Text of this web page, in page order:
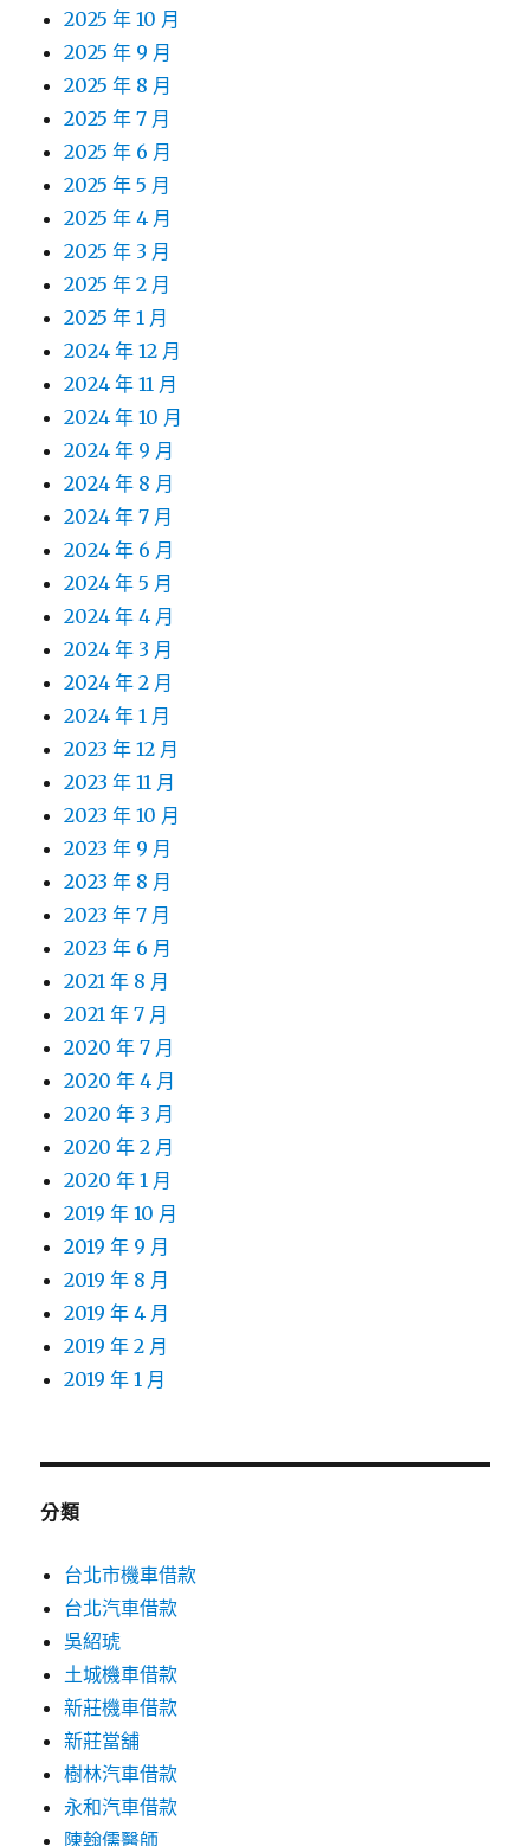
2025 年 10 月
2025 年 9 月
2025 年 8 月
2025 年 7 月
2025 年 6 月
2025 年 5 月
2025 年 4 月
2025 年 3 月
2025 年 2 月
2025 年 1 月
2024 年 12 月
2024 年 11 月
2024 年 10 月
2024 年 9 月
2024 年 8 月
2024 年 7 月
2024 年 6 月
2024 年 5 月
2024 年 4 月
2024 年 3 月
2024 年 2 月
2024 年 1 月
2023 年 12 月
2023 年 11 月
2023 年 10 月
2023 年 9 月
2023 年 8 月
2023 年 7 月
2023 年 6 月
2021 年 8 月
2021 年 7 月
2020 年 7 月
2020 年 4 月
2020 年 3 月
2020 年 2 月
2020 年 1 月
2019 年 10 月
2019 年 9 月
2019 年 8 月
2019 年 4 月
2019 年 2 月
2019 年 1 月
分類
台北市機車借款
台北汽車借款
吳紹琥
土城機車借款
新莊機車借款
新莊當舖
樹林汽車借款
永和汽車借款
陳翰儒醫師